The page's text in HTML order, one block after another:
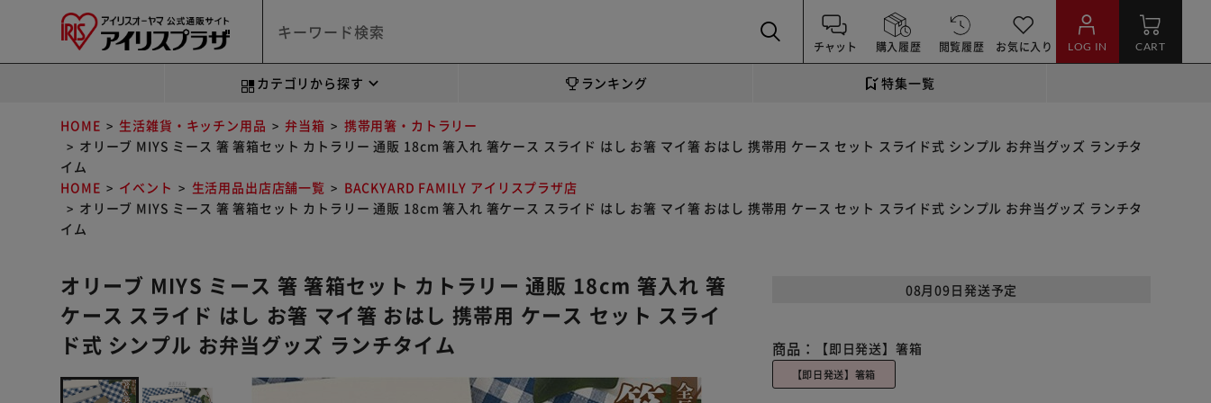
チャット 購入履歴 閲覧履歴 お気に入り LOG IN CART
カテゴリから探す ランキング 特集一覧
HOME 生活雑貨・キッチン用品 弁当箱
携帯用箸・カトラリー
オリーブ MIYS ミース 箸 箸箱セット カトラリー 通販 18cm 箸入れ 箸ケース スライド はし お箸 マイ箸 おはし 携帯用 ケース セット スライド式 シンプル お弁当グッズ ランチタ
イム
HOME
イベント 生活用品出店店舗一覧
BACKYARD FAMILY アイリスプラザ店
オリーブ MIYS ミース 箸 箸箱セット カトラリー 通販 18cm 箸入れ 箸ケース スライド はし お箸 マイ箸 おはし 携帯用 ケース セット スライド式 シンプル お弁当グッズ ランチタ
イム
オリーブ MIYS ミース 箸 箸箱セット カトラリー 通販 18cm 箸入れ 箸
ケース スライド はし お箸 マイ箸 おはし 携帯用 ケース セット スライ
ド式 シンプル お弁当グッズ ランチタイム
08月09日発送予定
商品： 【即日発送】箸箱
【即日発送】箸箱